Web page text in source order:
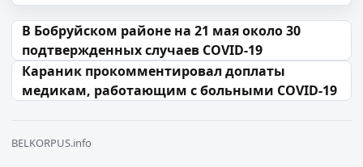
Навігацыя па запісах
В Бобруйском районе на 21 мая около 30
подтвержденных случаев COVID-19
Караник прокомментировал доплаты
медикам, работающим с больными COVID-19
BELKORPUS.info